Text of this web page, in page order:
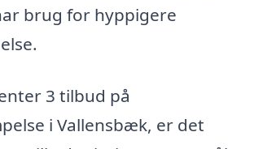
brug for hyppigere
3 tilbud på
i Vallensbæk, er det